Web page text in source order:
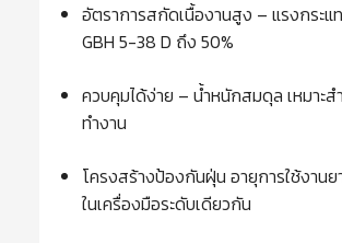
อัตราการสกัดเนื้องานสูง – แรงกระแ
GBH 5-38 D ถึง 50%
ควบคุมได้ง่าย – น้ำหนักสมดุล เหมาะ
ทำงาน
โครงสร้างป้องกันฝุ่น อายุการใช้งาน
ในเครื่องมือระดับเดียวกัน